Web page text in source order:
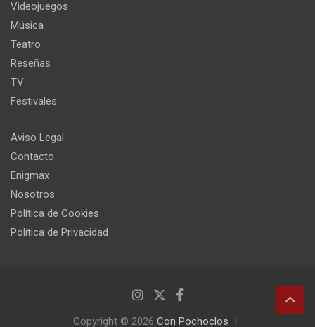
Videojuegos
Música
Teatro
Reseñas
TV
Festivales
Aviso Legal
Contacto
Enigmax
Nosotros
Política de Cookies
Política de Privacidad
Copyright © 2026 Con Pochoclos